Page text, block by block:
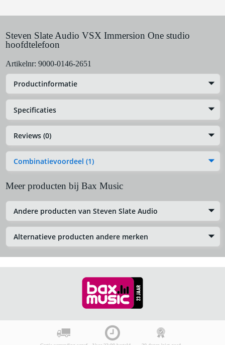
Steven Slate Audio VSX Immersion One studio
hoofdtelefoon
Artikelnr: 9000-0146-2651
Productinformatie
Specificaties
Reviews (0)
Combinatievoordeel (1)
Meer producten bij Bax Music
Andere producten van Steven Slate Audio
Alternatieve producten andere merken